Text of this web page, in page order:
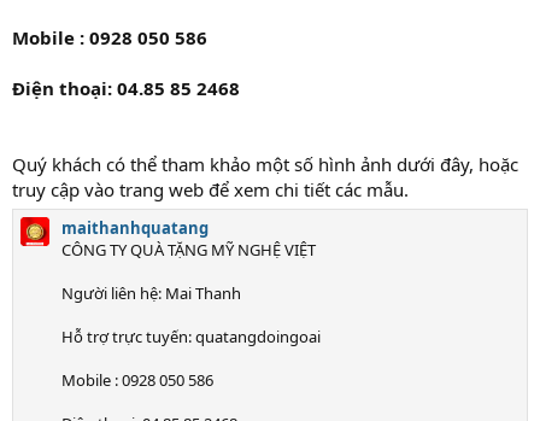
Mobile : 0928 050 586
Điện thoại: 04.85 85 2468
Quý khách có thể tham khảo một số hình ảnh dưới đây, hoặc
truy cập vào trang web để xem chi tiết các mẫu.
maithanhquatang
CÔNG TY QUÀ TẶNG MỸ NGHỆ VIỆT
Người liên hệ: Mai Thanh
Hỗ trợ trực tuyến: quatangdoingoai
Mobile : 0928 050 586